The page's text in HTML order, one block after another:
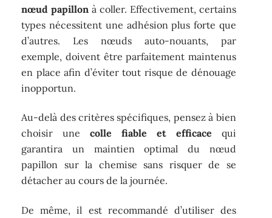
nœud papillon à coller. Effectivement, certains
types nécessitent une adhésion plus forte que
d’autres. Les nœuds auto-nouants, par
exemple, doivent être parfaitement maintenus
en place afin d’éviter tout risque de dénouage
inopportun.
Au-delà des critères spécifiques, pensez à bien
choisir unecolle fiable et efficace qui
garantira un maintien optimal du nœud
papillon sur la chemise sans risquer de se
détacher au cours de la journée.
De même, il est recommandé d’utiliser des